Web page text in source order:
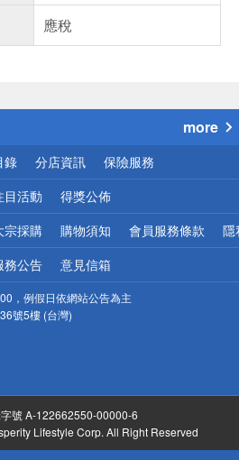
應稅
送
請小心！
more
錄 分店資訊 保險服務
目活動 得獎公佈
宗採購 購物須知 會員服務條款 隱
務公告 意見信箱
，例假日依網站公告為主
號5樓 (台灣)
號 A-122662550-00000-6
Lifestyle Corp. All Right Reserved